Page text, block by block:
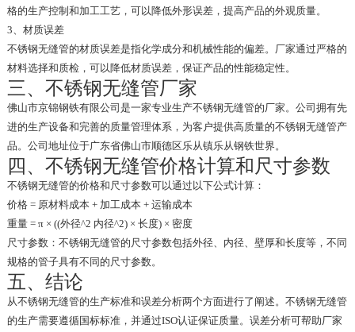
格的生产控制和加工工艺，可以降低外形误差，提高产品的外观质量。
3、材质误差
不锈钢无缝管的材质误差是指化学成分和机械性能的偏差。厂家通过严格的
材料选择和质检，可以降低材质误差，保证产品的性能稳定性。
三、不锈钢无缝管厂家
佛山市京锦钢铁有限公司是一家专业生产不锈钢无缝管的厂家。公司拥有先
进的生产设备和完善的质量管理体系，为客户提供高质量的不锈钢无缝管产
品。公司地址位于广东省佛山市顺德区乐从镇乐从钢铁世界。
四、不锈钢无缝管价格计算和尺寸参数
不锈钢无缝管的价格和尺寸参数可以通过以下公式计算：
价格 = 原材料成本 + 加工成本 + 运输成本
重量 = π × ((外径^2 内径^2) × 长度) × 密度
尺寸参数：不锈钢无缝管的尺寸参数包括外径、内径、壁厚和长度等，不同
规格的管子具有不同的尺寸参数。
五、结论
从不锈钢无缝管的生产标准和误差分析两个方面进行了阐述。不锈钢无缝管
的生产需要遵循国标标准，并通过ISO认证保证质量。误差分析可帮助厂家